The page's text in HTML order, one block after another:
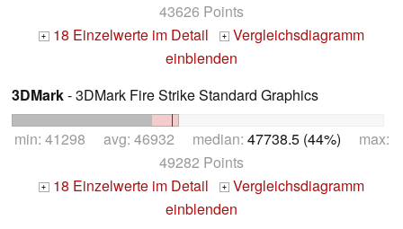
43626 Points
+ 18 Einzelwerte im Detail +
Vergleichsdiagramm
einblenden
3DMark- 3DMark Fire Strike Standard Graphics
min: 41298 avg: 46932 median: 47738.5 (44%) max:
49282 Points
+ 18 Einzelwerte im Detail +
Vergleichsdiagramm
einblenden